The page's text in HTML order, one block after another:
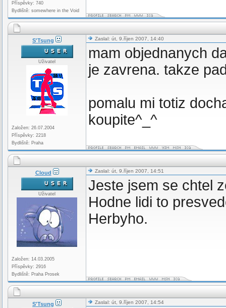
Příspěvky: 740
Bydliště: somewhere in the Void
S'Tsung
Uživatel
Založen: 26.07.2004
Příspěvky: 2218
Bydliště: Praha
Zaslal: út, 9.říjen 2007, 14:40
mam objednanych
je zavrena. takze
pomalu mi totiz
koupite^_^
Cloud
Uživatel
Založen: 14.03.2005
Příspěvky: 2916
Bydliště: Praha Prosek
Zaslal: út, 9.říjen 2007, 14:51
Jeste jsem se chtel
Hodne lidi to
Herbyho.
S'Tsung Zaslal: út, 9.říjen 2007, 14:54